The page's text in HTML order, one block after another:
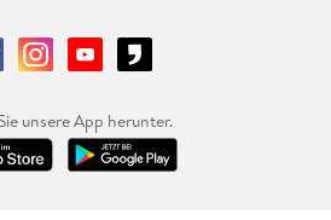
unsere App herunter.